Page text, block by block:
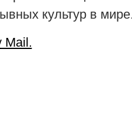
культур в
Mail.